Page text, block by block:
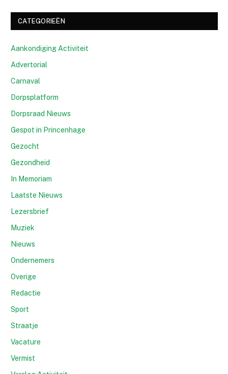
CATEGORIEËN
Aankondiging Activiteit
Advertorial
Carnaval
Dorpsplatform
Dorpsraad Nieuws
Gespot in Princenhage
Gezocht
Gezondheid
In Memoriam
Laatste Nieuws
Lezersbrief
Muziek
Nieuws
Ondernemers
Overige
Redactie
Sport
Straatje
Vacature
Vermist